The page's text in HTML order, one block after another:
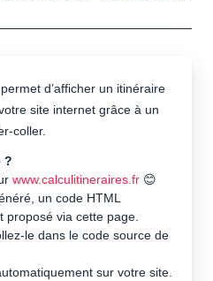
d’afficher un itinéraire
site internet grâce à un
coller.
?
www.calculitineraires.fr 😊
un code HTML
proposé via cette page.
le dans le code source de
sur votre site.